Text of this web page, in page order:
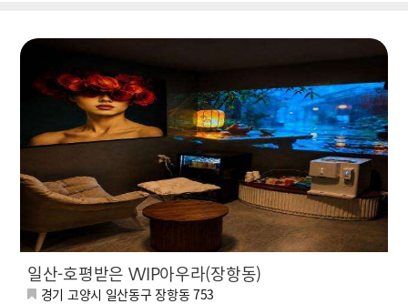
일산-호평받은 VVIP아우라(장항동)
경기 고양시 일산동구 장항동 753